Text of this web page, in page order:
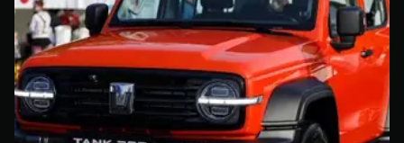
TANK Финансы
Корпоративным клиентам
TANK ФИНАНСЫ
TANK Кредит
Сервис
Специальные предложения
Моторные масла
ЦИФРОВЫЕ СЕРВИСЫ TANK